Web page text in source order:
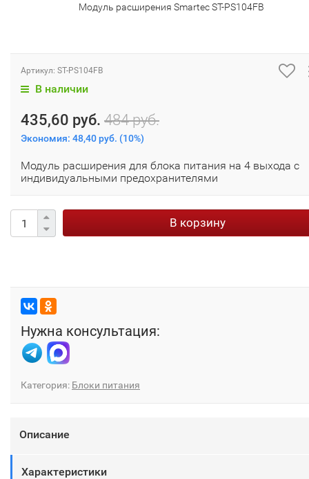
Модуль расширения Smartec ST-PS104FB
Артикул: ST-PS104FB
В наличии
435,60 руб. 484 руб.
Экономия: 48,40 руб. (10%)
Модуль расширения для блока питания на 4 выхода с
индивидуальными предохранителями
В корзину
Нужна консультация:
Категория: Блоки питания
Описание
Характеристики